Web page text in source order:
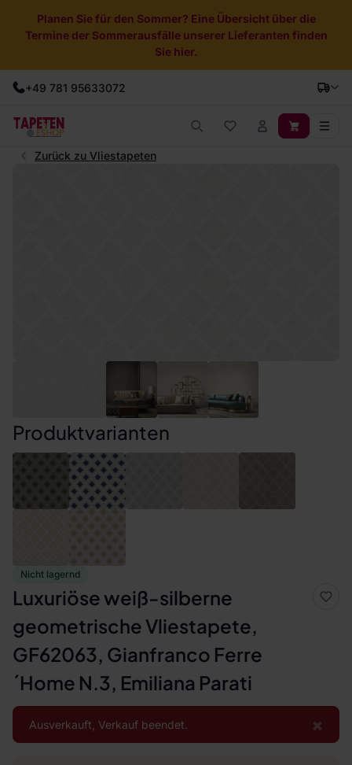
Planen Sie für den Sommer? Eine Übersicht über die
Termine der Sommerausfälle unserer Lieferanten finden
Sie hier.
+49 781 95633072
Zurück zu Vliestapeten
Nicht lagernd
Luxuriöse weiß-silberne
geometrische Vliestapete,
GF62063, Gianfranco Ferre
´Home N.3, Emiliana Parati
×
Ausverkauft, Verkauf beendet.
Produktvarianten